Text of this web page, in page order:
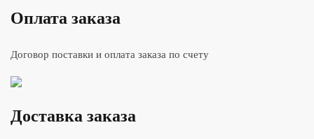
Оплата заказа
Договор поставки и оплата заказа по счету
Доставка заказа